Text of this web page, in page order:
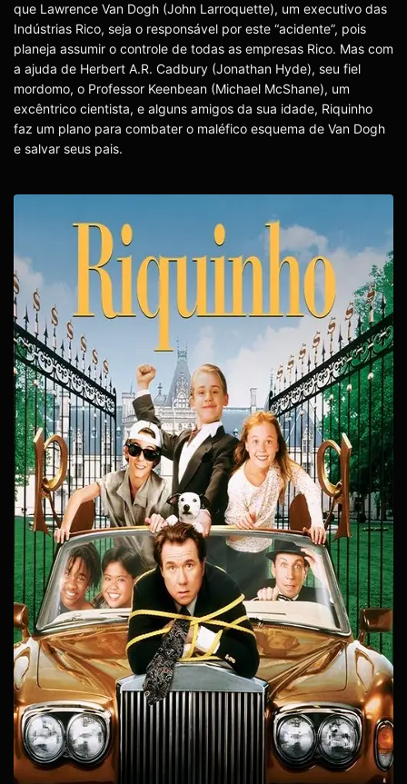
que Lawrence Van Dogh (John Larroquette), um executivo das
Indústrias Rico, seja o responsável por este “acidente”, pois
planeja assumir o controle de todas as empresas Rico. Mas com
a ajuda de Herbert A.R. Cadbury (Jonathan Hyde), seu fiel
mordomo, o Professor Keenbean (Michael McShane), um
excêntrico cientista, e alguns amigos da sua idade, Riquinho
faz um plano para combater o maléfico esquema de Van Dogh
e salvar seus pais.